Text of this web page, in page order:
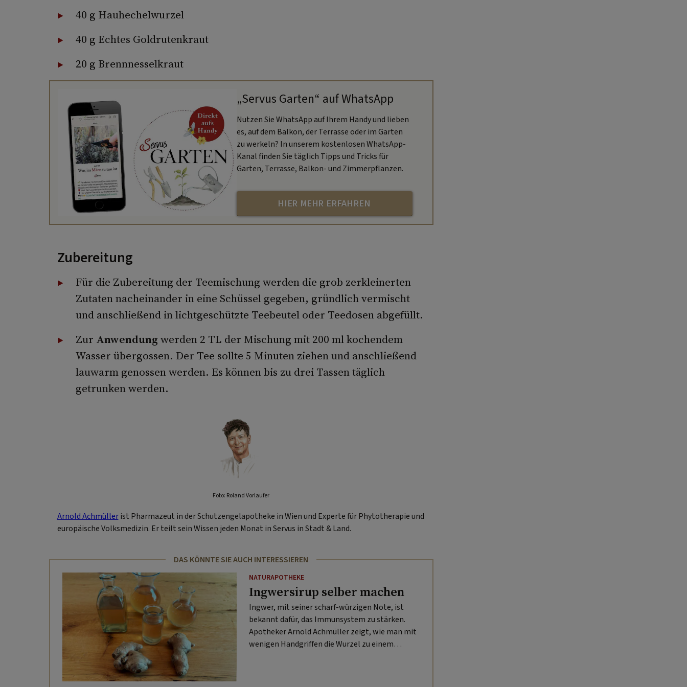
40 g Hauhechelwurzel
40 g Echtes Goldrutenkraut
20 g Brennnesselkraut
„Servus Garten“ auf WhatsApp
Nutzen Sie WhatsApp auf Ihrem Handy und lieben
es, auf dem Balkon, der Terrasse oder im Garten
zu werkeln? In unserem kostenlosen WhatsApp-
Kanal finden Sie täglich Tipps und Tricks für
Garten, Terrasse, Balkon- und Zimmerpflanzen.
HIER MEHR ERFAHREN
Zubereitung
Für die Zubereitung der Teemischung werden die grob zerkleinerten
Zutaten nacheinander in eine Schüssel gegeben, gründlich vermischt
und anschließend in lichtgeschützte Teebeutel oder Teedosen abgefüllt.
Zur Anwendung werden 2 TL der Mischung mit 200 ml kochendem
Wasser übergossen. Der Tee sollte 5 Minuten ziehen und anschließend
lauwarm genossen werden. Es können bis zu drei Tassen täglich
getrunken werden.
Foto: Roland Vorlaufer
Arnold Achmüllerist Pharmazeut in der Schutzengelapotheke in Wien und Experte für Phytotherapie und
europäische Volksmedizin. Er teilt sein Wissen jeden Monat in Servus in Stadt & Land.
DAS KÖNNTE SIE AUCH INTERESSIEREN
NATURAPOTHEKE
Ingwersirup selber machen
Ingwer, mit seiner scharf-würzigen Note, ist
bekannt dafür, das Immunsystem zu stärken.
Apotheker Arnold Achmüller zeigt, wie man mit
wenigen Handgriffen die Wurzel zu einem